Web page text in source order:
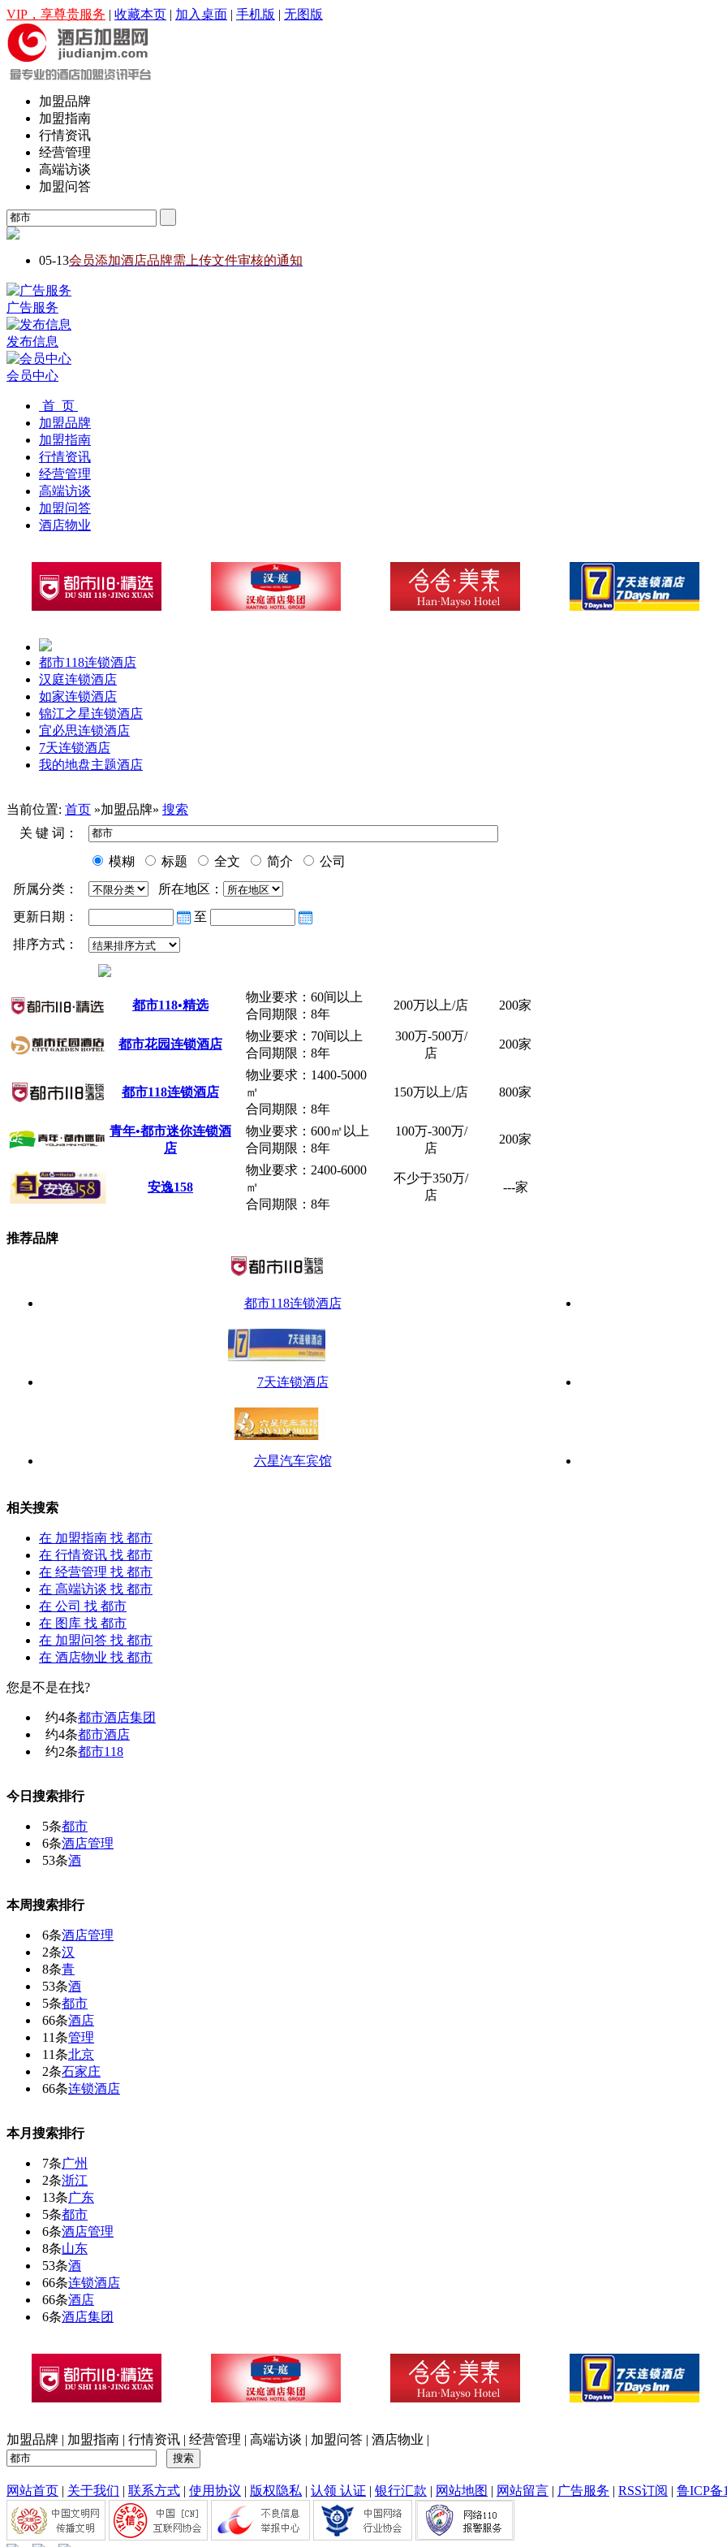
VIP，享尊贵服务 | 收藏本页 | 加入桌面 | 手机版 | 无图版
加盟品牌
加盟指南
行情资讯
经营管理
高端访谈
加盟问答
05-13会员添加酒店品牌需上传文件审核的通知
广告服务
发布信息
会员中心
首 页
加盟品牌
加盟指南
行情资讯
经营管理
高端访谈
加盟问答
酒店物业
都市118连锁酒店
汉庭连锁酒店
如家连锁酒店
锦江之星连锁酒店
宜必思连锁酒店
7天连锁酒店
我的地盘主题酒店
当前位置: 首页 »加盟品牌» 搜索
关 键 词：
模糊 标题 全文 简介
公司
所属分类：
所在地区：
更新日期：
至
排序方式：
都市118•精选
物业要求：60间以上
合同期限：8年
200万以上/店 200家
都市花园连锁酒店
物业要求：70间以上
合同期限：8年
300万-500万/
店
200家
都市118连锁酒店
物业要求：1400-5000
㎡
合同期限：8年
150万以上/店 800家
青年•都市迷你连锁酒
店
物业要求：600㎡以上
合同期限：8年
100万-300万/
店
200家
安逸158
物业要求：2400-6000
㎡
合同期限：8年
不少于350万/
店
---家
推荐品牌
都市118连锁酒店
7天连锁酒店
六星汽车宾馆
相关搜索
在 加盟指南 找 都市
在 行情资讯 找 都市
在 经营管理 找 都市
在 高端访谈 找 都市
在 公司 找 都市
在 图库 找 都市
在 加盟问答 找 都市
在 酒店物业 找 都市
您是不是在找?
约4条都市酒店集团
约4条都市酒店
约2条都市118
今日搜索排行
5条都市
6条酒店管理
53条酒
本周搜索排行
6条酒店管理
2条汉
8条青
53条酒
5条都市
66条酒店
11条管理
11条北京
2条石家庄
66条连锁酒店
本月搜索排行
7条广州
2条浙江
13条广东
5条都市
6条酒店管理
8条山东
53条酒
66条连锁酒店
66条酒店
6条酒店集团
加盟品牌 | 加盟指南 | 行情资讯 | 经营管理 | 高端访谈 | 加盟问答 | 酒店物业 |
网站首页 | 关于我们 | 联系方式 | 使用协议 | 版权隐私 | 认领 认证 | 银行汇款 | 网站地图 | 网站留言 | 广告服务 | RSS订阅 | 鲁ICP备